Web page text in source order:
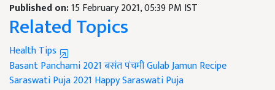
Published on:15 February 2021, 05:39 PM IST
Related Topics
Health Tips
Basant Panchami 2021बसंत पंचमीGulab Jamun Recipe
Saraswati Puja 2021 Happy Saraswati Puja